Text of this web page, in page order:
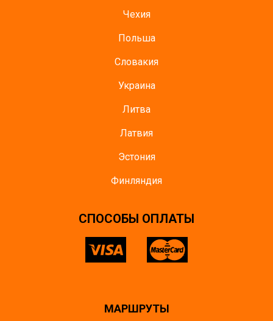
Чехия
Польша
Словакия
Украина
Литва
Латвия
Эстония
Финляндия
CПОСОБЫ ОПЛАТЫ
МАРШРУТЫ